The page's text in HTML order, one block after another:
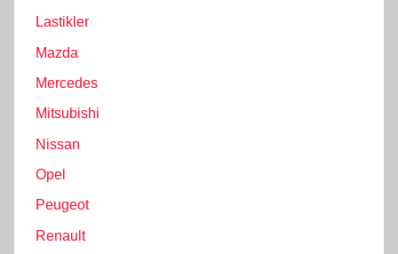
Lastikler
Mazda
Mercedes
Mitsubishi
Nissan
Opel
Peugeot
Renault